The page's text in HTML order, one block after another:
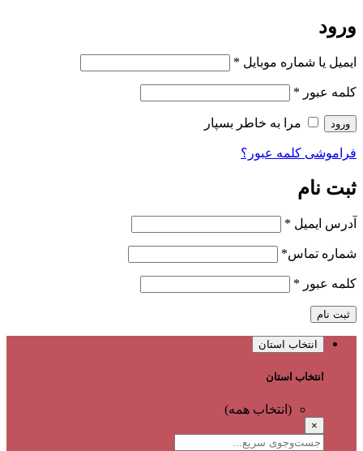
ورود
ایمیل یا شماره موبایل *
کلمه عبور *
ورود مرا به خاطر بسپار
فراموشی کلمه عبور؟
ثبت نام
آدرس ایمیل *
شماره تماس*
کلمه عبور *
ثبت نام
انتخاب استان
انتخاب استان
(انتخاب همه)
×